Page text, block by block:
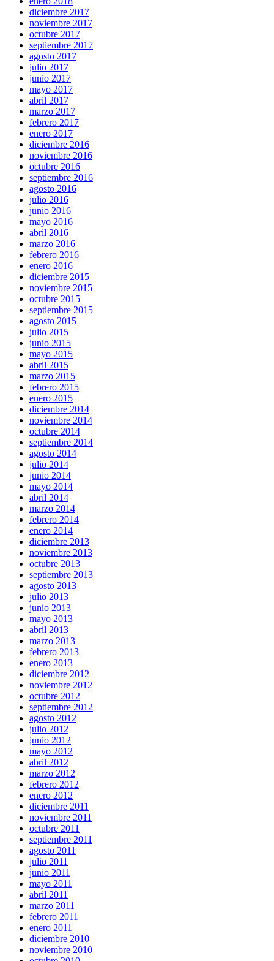
diciembre 2017
noviembre 2017
octubre 2017
septiembre 2017
agosto 2017
julio 2017
junio 2017
mayo 2017
abril 2017
marzo 2017
febrero 2017
enero 2017
diciembre 2016
noviembre 2016
octubre 2016
septiembre 2016
agosto 2016
julio 2016
junio 2016
mayo 2016
abril 2016
marzo 2016
febrero 2016
enero 2016
diciembre 2015
noviembre 2015
octubre 2015
septiembre 2015
agosto 2015
julio 2015
junio 2015
mayo 2015
abril 2015
marzo 2015
febrero 2015
enero 2015
diciembre 2014
noviembre 2014
octubre 2014
septiembre 2014
agosto 2014
julio 2014
junio 2014
mayo 2014
abril 2014
marzo 2014
febrero 2014
enero 2014
diciembre 2013
noviembre 2013
octubre 2013
septiembre 2013
agosto 2013
julio 2013
junio 2013
mayo 2013
abril 2013
marzo 2013
febrero 2013
enero 2013
diciembre 2012
noviembre 2012
octubre 2012
septiembre 2012
agosto 2012
julio 2012
junio 2012
mayo 2012
abril 2012
marzo 2012
febrero 2012
enero 2012
diciembre 2011
noviembre 2011
octubre 2011
septiembre 2011
agosto 2011
julio 2011
junio 2011
mayo 2011
abril 2011
marzo 2011
febrero 2011
enero 2011
diciembre 2010
noviembre 2010